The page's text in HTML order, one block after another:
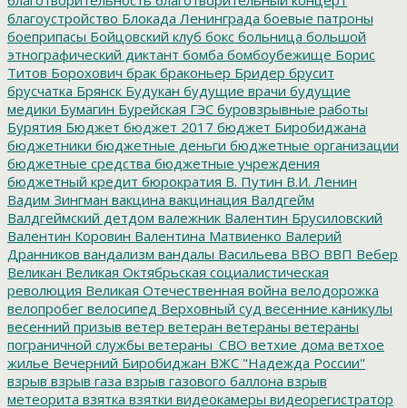
благоустройство Блокада Ленинграда боевые патроны
боеприпасы Бойцовский клуб бокс больница большой
этнографический диктант бомба бомбоубежище Борис
Титов Борохович брак браконьер Бридер брусит
брусчатка Брянск Будукан будущие врачи будущие
медики Бумагин Бурейская ГЭС буровзрывные работы
Бурятия Бюджет бюджет 2017 бюджет Биробиджана
бюджетники бюджетные деньги бюджетные организации
бюджетные средства бюджетные учреждения
бюджетный кредит бюрократия В. Путин В.И. Ленин
Вадим Зингман вакцина вакцинация Валдгейм
Валдгеймский детдом валежник Валентин Брусиловский
Валентин Коровин Валентина Матвиенко Валерий
Дранников вандализм вандалы Васильева ВВО ВВП Вебер
Великан Великая Октябрьская социалистическая
революция Великая Отечественная война велодорожка
велопробег велосипед Верховный суд весенние каникулы
весенний призыв ветер ветеран ветераны ветераны
пограничной службы ветераны_СВО ветхие дома ветхое
жилье Вечерний Биробиджан ВЖС "Надежда России"
взрыв взрыв газа взрыв газового баллона взрыв
метеорита взятка взятки видеокамеры видеорегистратор